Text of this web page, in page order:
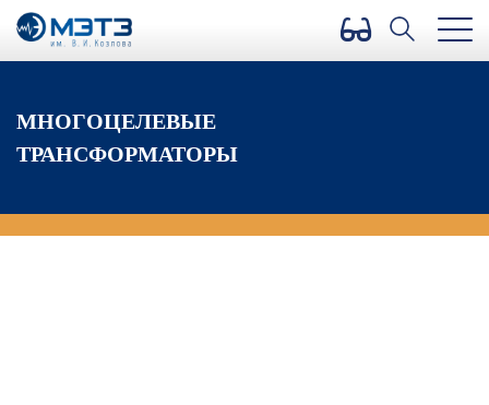
Версия для слабовидящих
МНОГОЦЕЛЕВЫЕ
ТРАНСФОРМАТОРЫ